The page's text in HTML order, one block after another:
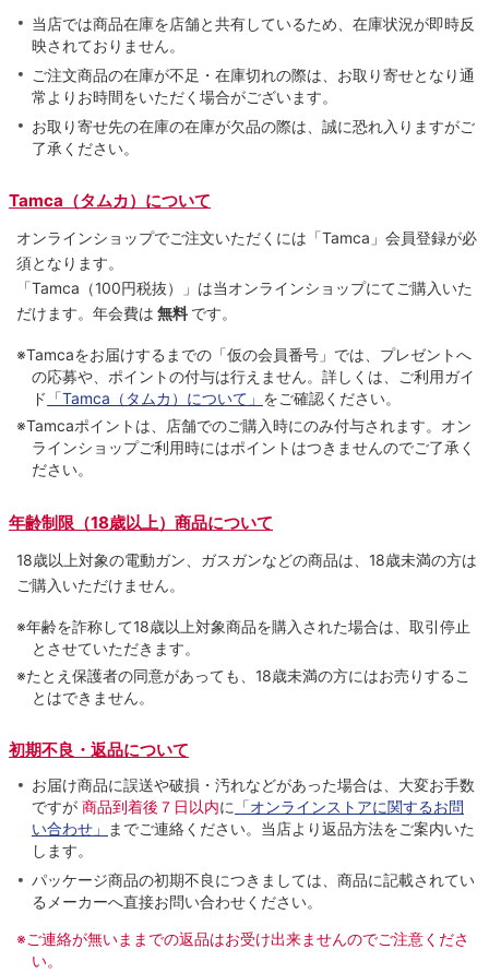
当店では商品在庫を店舗と共有しているため、在庫状況が即時反
映されておりません。
ご注文商品の在庫が不足・在庫切れの際は、お取り寄せとなり通
常よりお時間をいただく場合がございます。
お取り寄せ先の在庫の在庫が欠品の際は、誠に恐れ入りますがご
了承ください。
Tamca（タムカ）について
オンラインショップでご注⽂いただくには「Tamca」会員登録が必
須となります。
「Tamca （100円税抜）
」は当オンラインショップにてご購⼊いた
だけます。 年会費は 無料 です。
※Tamcaをお届けするまでの「仮の会員番号」では、プレゼントへ
の応募や、ポイントの付与は⾏えません。詳しくは、ご利⽤ガイ
ド 「Tamca（タムカ）について」 をご確認ください。
※Tamcaポイントは、店舗でのご購⼊時にのみ付与されます。オン
ラインショップご利用時にはポイントはつきませんのでご了承く
ださい。
年齢制限（18歳以上）商品について
18歳以上対象の電動ガン、ガスガンなどの商品は、18歳未満の方は
ご購入いただけません。
※年齢を詐称して18歳以上対象商品を購入された場合は、取引停止
とさせていただきます。
※たとえ保護者の同意があっても、18歳未満の方にはお売りするこ
とはできません。
初期不良・返品について
お届け商品に誤送や破損・汚れなどがあった場合は、大変お手数
ですが 商品到着後７日以内に 「オンラインストアに関するお問
い合わせ」 までご連絡ください。当店より返品方法をご案内いた
します。
パッケージ商品の初期不良につきましては、商品に記載されてい
るメーカーへ直接お問い合わせください。
※ご連絡が無いままでの返品はお受け出来ませんのでご注意くださ
い。